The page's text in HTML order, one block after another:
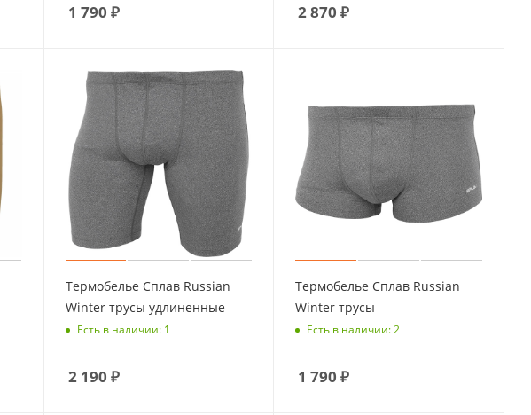
1 790 ₽ 2 870 ₽
Термобелье Сплав Russian
Winter трусы удлиненные
Есть в наличии: 1
2 190 ₽
Термобелье Сплав Russian
Winter трусы
Есть в наличии: 2
1 790 ₽